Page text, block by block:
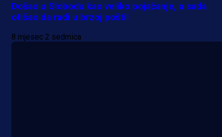
Došao u Slobodu kao veliko pojačanje, a sada
otišao da radi u brzoj pošti!
8 mjesec 2 sedmica